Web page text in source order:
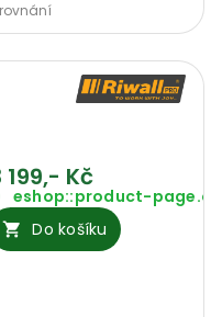
199,- Kč
eshop::product-
Do košíku